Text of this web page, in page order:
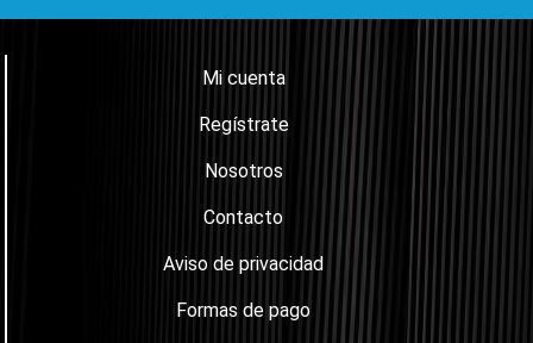
Mi cuenta
Regístrate
Nosotros
Contacto
Aviso de privacidad
Formas de pago